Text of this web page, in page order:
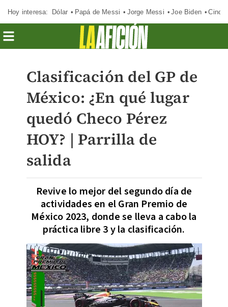
Hoy interesa: Dólar Papá de Messi Jorge Messi Joe Biden
Clasificación del GP de
México: ¿En qué lugar
quedó Checo Pérez
HOY? | Parrilla de
salida
Revive lo mejor del segundo día de
actividades en el Gran Premio de
México 2023, donde se lleva a cabo la
práctica libre 3 y la clasificación.